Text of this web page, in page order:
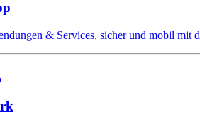
& Services, sicher und mobil mit